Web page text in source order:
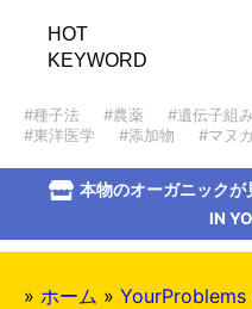
HOT
KEYWORD
#種子法 #農薬 #遺伝子組
#東洋医学
#添加物 #マヌ
本物のオーガニック
IN
» ホーム » YourProblems